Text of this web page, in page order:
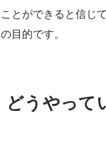
ことができると信じ
の目的です。
どうやって